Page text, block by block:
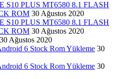
S10 PLUS MT6580 8.1 FLASH
ROM 30 Ağustos 2020
S10 PLUS MT6580 8.1 FLASH
ROM 30 Ağustos 2020
30 Ağustos 2020
6 Stock Rom Yükleme 30
6 Stock Rom Yükleme 30